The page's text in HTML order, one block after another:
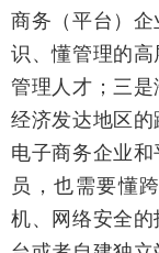
商务（平台）
识、懂管理的
管理人才；三
经济发达地区
电子商务企业
员，也需要懂
机、网络安全